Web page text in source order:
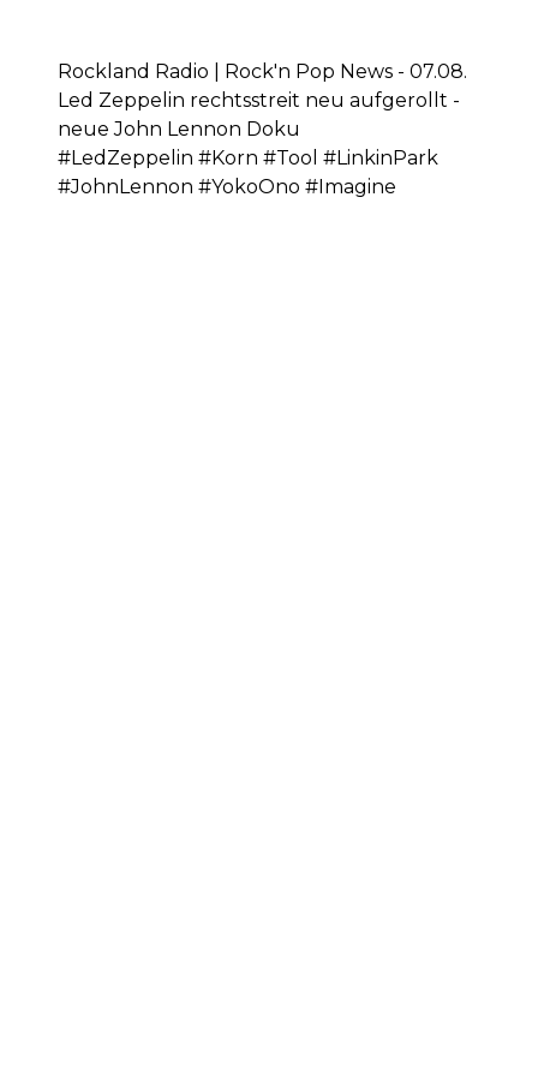
Rockland Radio | Rock'n Pop News - 07.08.
Led Zeppelin rechtsstreit neu aufgerollt -
neue John Lennon Doku
#LedZeppelin #Korn #Tool #LinkinPark
#JohnLennon #YokoOno #Imagine